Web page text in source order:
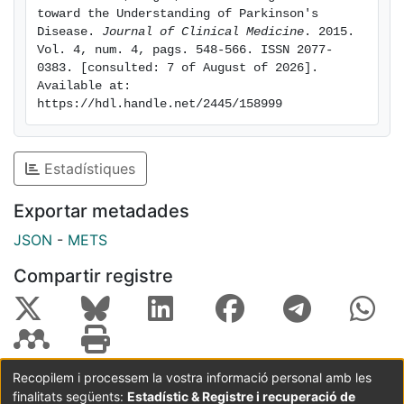
toward the Understanding of Parkinson's
Disease. Journal of Clinical Medicine . 2015.
Vol. 4, num. 4, pags. 548-566. ISSN 2077-
0383. [consulted: 7 of August of 2026].
Available at:
https://hdl.handle.net/2445/158999
Estadístiques
Exportar metadades
JSON - METS
Compartir registre
Coordinació:CRAI UB Avís legal Metadades
Recopilem i processem la vostra informació personal amb les
finalitats següents: Estadístic & Registre i recuperació de